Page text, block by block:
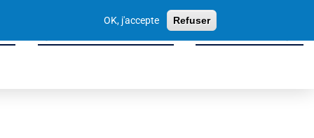
OK, j'accepte Refuser
Sport, Culture & Loisirs Tissu Économique